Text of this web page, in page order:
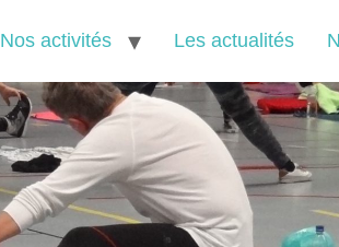
Nos activités Les actualités